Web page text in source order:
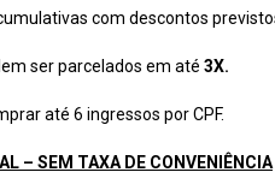
com descontos
ser parcelados em até 3X.
até 6 ingressos por CPF.
– SEM TAXA DE CONVENIÊNCIA